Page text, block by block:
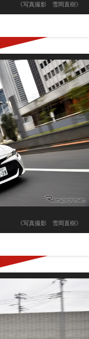
《写真撮影 雪岡直樹》
《写真撮影 雪岡直樹》